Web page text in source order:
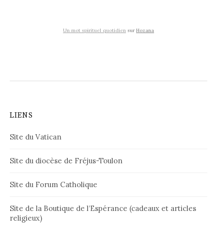
Un mot spirituel quotidien surHozana
LIENS
Site du Vatican
Site du diocèse de Fréjus-Toulon
Site du Forum Catholique
Site de la Boutique de l’Espérance (cadeaux et articles
religieux)